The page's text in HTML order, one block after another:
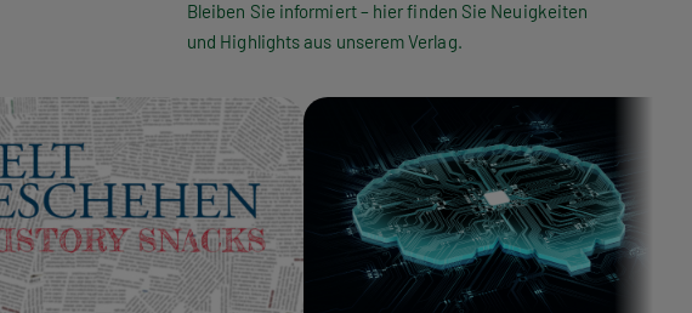
Bleiben Sie informiert – hier finden Sie Neuigkeiten
und Highlights aus unserem Verlag.